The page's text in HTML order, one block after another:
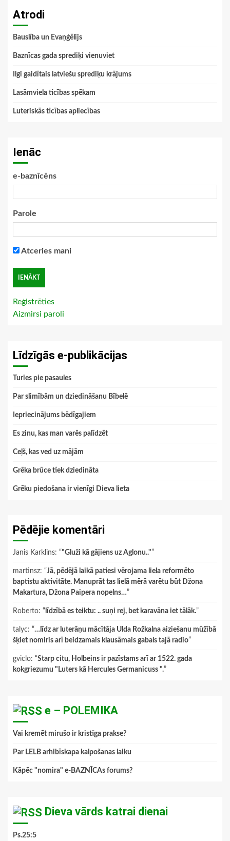
Atrodi
Bauslība un Evaņģēlijs
Baznīcas gada sprediķi vienuviet
Ilgi gaidītais latviešu sprediķu krājums
Lasāmviela ticības spēkam
Luteriskās ticības apliecības
Ienāc
e-baznīcēns
Parole
Atceries mani
Reģistrēties
Aizmirsi paroli
Līdzīgās e-publikācijas
Turies pie pasaules
Par slimībām un dziedināšanu Bībelē
Iepriecinājums bēdīgajiem
Es zinu, kas man varēs palīdzēt
Ceļš, kas ved uz mājām
Grēka brūce tiek dziedināta
Grēku piedošana ir vienīgi Dieva lieta
Pēdējie komentāri
Janis Karklins: “"Gluži kā gājiens uz Aglonu.."”
martinsz: “Jā, pēdējā laikā patiesi vērojama liela reformēto
baptistu aktivitāte. Manuprāt tas lielā mērā varētu būt Džona
Makartura, Džona Paipera nopelns…”
Roberto: “ līdzībā es teiktu: .. suņi rej, bet karavāna iet tālāk.”
talyc: “…līdz ar luterāņu mācītāja Ulda Rožkalna aiziešanu mūžībā
šķiet nomiris arī beidzamais klausāmais gabals tajā radio”
gviclo: “Starp citu, Holbeins ir pazīstams arī ar 1522. gada
kokgriezumu "Luters kā Hercules Germanicuss ".”
e – POLEMIKA
Vai kremēt mirušo ir kristīga prakse?
Par LELB arhibīskapa kalpošanas laiku
Kāpēc "nomira" e-BAZNĪCAs forums?
Dieva vārds katrai dienai
Ps.25:5